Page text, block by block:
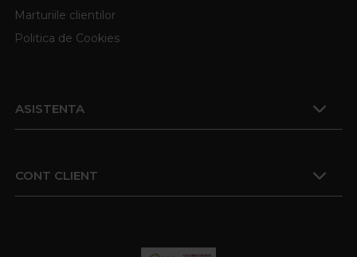
Marturiile clientilor
Politica de Cookies
ASISTENTA
CONT CLIENT